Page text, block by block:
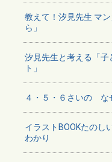
教えて！汐見先生 マ
ら」
汐見先生と考える「
ト」
４・５・６さいの な
イラストBOOKたの
わかり